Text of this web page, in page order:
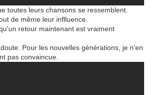
toutes leurs chansons se ressemblent.
de même leur inflluence.
retour maintenant est vraiment
Pour les nouvelles générations, je n'en
pas convaincue.